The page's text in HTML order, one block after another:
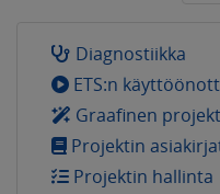
Diagnostiikka
ETS:n
Graafinen
Projektin
Projektin hallinta